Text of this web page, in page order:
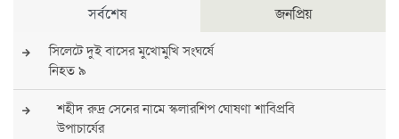
সর্বশেষ জনপ্রিয়
সিলেটে দুই বাসের মুখোমুখি সংঘর্ষে
নিহত ৯
শহীদ রুদ্র সেনের নামে স্কলারশিপ ঘোষণা শাবিপ্রবি
উপাচার্যের